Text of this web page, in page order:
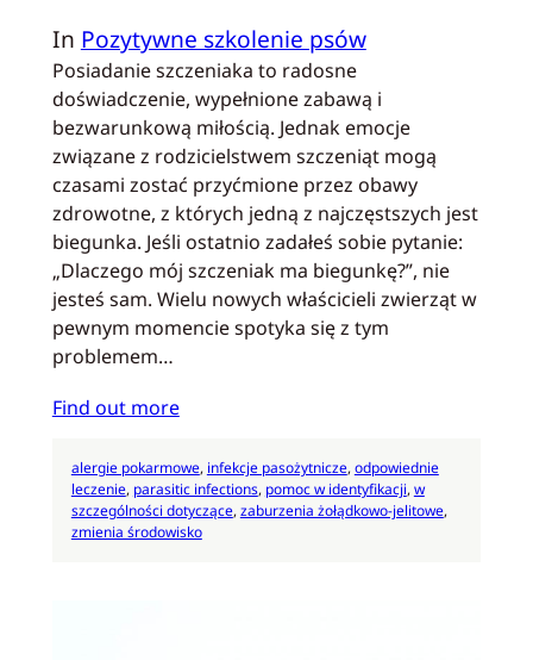
In Pozytywne szkolenie psów
Posiadanie szczeniaka to radosne
doświadczenie, wypełnione zabawą i
bezwarunkową miłością. Jednak emocje
związane z rodzicielstwem szczeniąt mogą
czasami zostać przyćmione przez obawy
zdrowotne, z których jedną z najczęstszych jest
biegunka. Jeśli ostatnio zadałeś sobie pytanie:
„Dlaczego mój szczeniak ma biegunkę?”, nie
jesteś sam. Wielu nowych właścicieli zwierząt w
pewnym momencie spotyka się z tym
problemem…
Find out more
alergie pokarmowe, infekcje pasożytnicze, odpowiednie
leczenie, parasitic infections, pomoc w identyfikacji, w
szczególności dotyczące, zaburzenia żołądkowo-jelitowe
zmienia środowisko